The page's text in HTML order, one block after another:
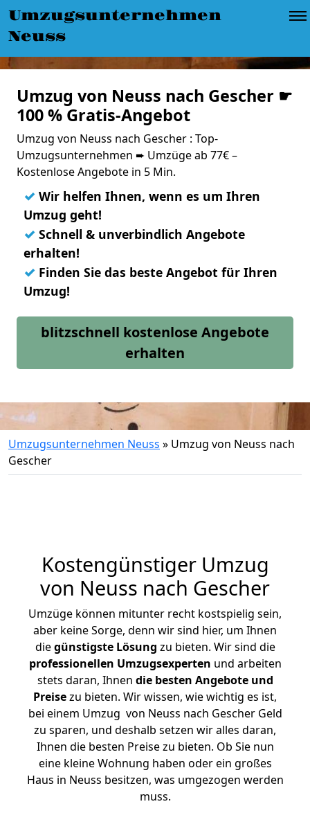
Umzugsunternehmen
Neuss
Umzug von Neuss nach Gescher ☛
100 % Gratis-Angebot
Umzug von Neuss nach Gescher : Top-
Umzugsunternehmen ➨ Umzüge ab 77€ –
Kostenlose Angebote in 5 Min.
✓ Wir helfen Ihnen, wenn es um Ihren
Umzug geht!
✓ Schnell & unverbindlich Angebote
erhalten!
✓ Finden Sie das beste Angebot für Ihren
Umzug!
blitzschnell kostenlose Angebote
erhalten
Umzugsunternehmen Neuss » Umzug von Neuss nach
Gescher
Kostengünstiger Umzug
von Neuss nach Gescher
Umzüge können mitunter recht kostspielig sein,
aber keine Sorge, denn wir sind hier, um Ihnen
diegünstigste Lösung zu bieten. Wir sind die
professionellen Umzugsexperten und arbeiten
stets daran, Ihnen die besten Angebote und
Preisezu bieten. Wir wissen, wie wichtig es ist,
bei einem Umzug von Neuss nach Gescher Geld
zu sparen, und deshalb setzen wir alles daran,
Ihnen die besten Preise zu bieten. Ob Sie nun
eine kleine Wohnung haben oder ein großes
Haus in Neuss besitzen, was umgezogen werden
muss.